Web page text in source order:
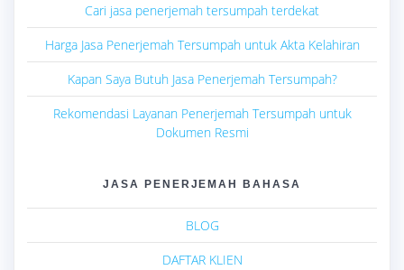
Cari jasa penerjemah tersumpah terdekat
Harga Jasa Penerjemah Tersumpah untuk Akta Kelahiran
Kapan Saya Butuh Jasa Penerjemah Tersumpah?
Rekomendasi Layanan Penerjemah Tersumpah untuk
Dokumen Resmi
JASA PENERJEMAH BAHASA
BLOG
DAFTAR KLIEN